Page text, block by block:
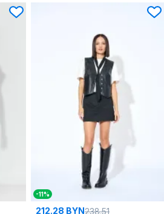
-11%
212.28 BYN238.51